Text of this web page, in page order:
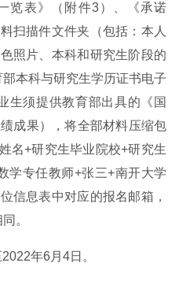
览表》（附件3）、《承诺
扫描件文件夹（包括：本人
照片、本科和研究生阶段的
本科与研究生学历证书电子
生须提供教育部出具的《国
成果），将全部材料压缩包
名+研究生毕业院校+研究生
学专任教师+张三+南开大学
信息表中对应的报名邮箱，
。
年6月4日。